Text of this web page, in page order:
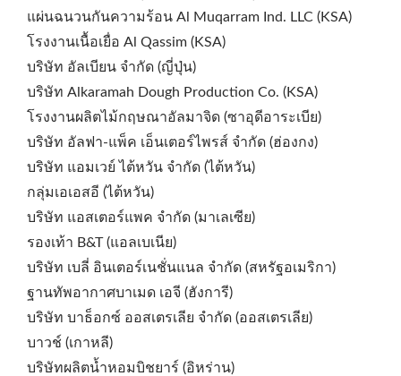
แผ่นฉนวนกันความร้อน Al Muqarram Ind. LLC (KSA)
โรงงานเนื้อเยื่อ Al Qassim (KSA)
บริษัท อัลเบียน จำกัด (ญี่ปุ่น)
บริษัท Alkaramah Dough Production Co. (KSA)
โรงงานผลิตไม้กฤษณาอัลมาจิด (ซาอุดีอาระเบีย)
บริษัท อัลฟา-แพ็ค เอ็นเตอร์ไพรส์ จำกัด (ฮ่องกง)
บริษัท แอมเวย์ ไต้หวัน จำกัด (ไต้หวัน)
กลุ่มเอเอสอี (ไต้หวัน)
บริษัท แอสเตอร์แพค จำกัด (มาเลเซีย)
รองเท้า B&T (แอลเบเนีย)
บริษัท เบลี่ อินเตอร์เนชั่นแนล จำกัด (สหรัฐอเมริกา)
ฐานทัพอากาศบาเมด เอจี (ฮังการี)
บริษัท บาธ็อกซ์ ออสเตรเลีย จำกัด (ออสเตรเลีย)
บาวช์ (เกาหลี)
บริษัทผลิตน้ำหอมบิชยาร์ (อิหร่าน)